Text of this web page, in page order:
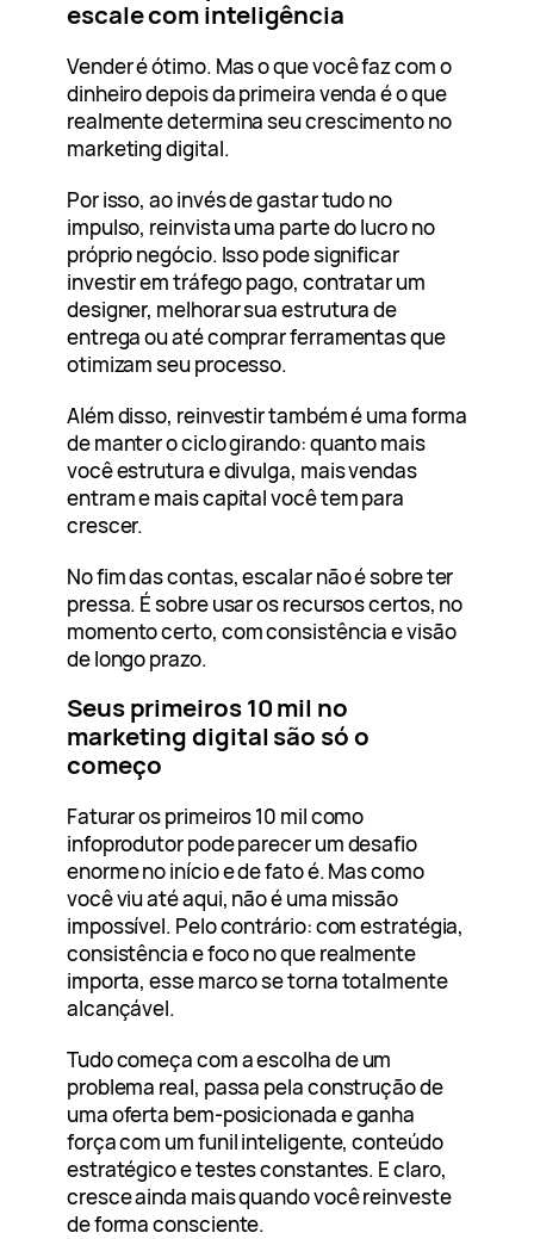
escale com inteligência
Vender é ótimo. Mas o que você faz com o
dinheiro depois da primeira venda é o que
realmente determina seu crescimento no
marketing digital.
Por isso, ao invés de gastar tudo no
impulso, reinvista uma parte do lucro no
próprio negócio. Isso pode significar
investir em tráfego pago, contratar um
designer, melhorar sua estrutura de
entrega ou até comprar ferramentas que
otimizam seu processo.
Além disso, reinvestir também é uma forma
de manter o ciclo girando: quanto mais
você estrutura e divulga, mais vendas
entram e mais capital você tem para
crescer.
No fim das contas, escalar não é sobre ter
pressa. É sobre usar os recursos certos, no
momento certo, com consistência e visão
de longo prazo.
Seus primeiros 10 mil no
marketing digital são só o
começo
Faturar os primeiros 10 mil como
infoprodutor pode parecer um desafio
enorme no início e de fato é. Mas como
você viu até aqui, não é uma missão
impossível. Pelo contrário: com estratégia,
consistência e foco no que realmente
importa, esse marco se torna totalmente
alcançável.
Tudo começa com a escolha de um
problema real, passa pela construção de
uma oferta bem-posicionada e ganha
força com um funil inteligente, conteúdo
estratégico e testes constantes. E claro,
cresce ainda mais quando você reinveste
de forma consciente.